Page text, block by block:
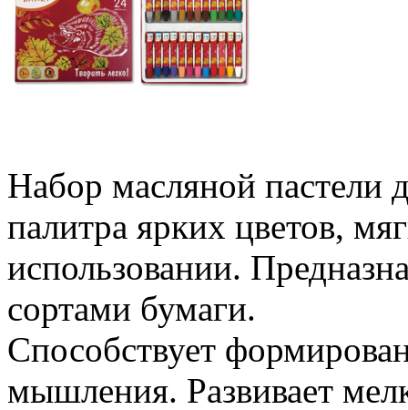
Набор масляной пастели
палитра ярких цветов,
использовании.
сортами бумаги.
Способствует
мышления. Развивает